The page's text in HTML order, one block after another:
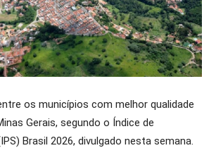
os municípios com melhor qualidade
Gerais, segundo o Índice de
Brasil 2026, divulgado nesta semana.